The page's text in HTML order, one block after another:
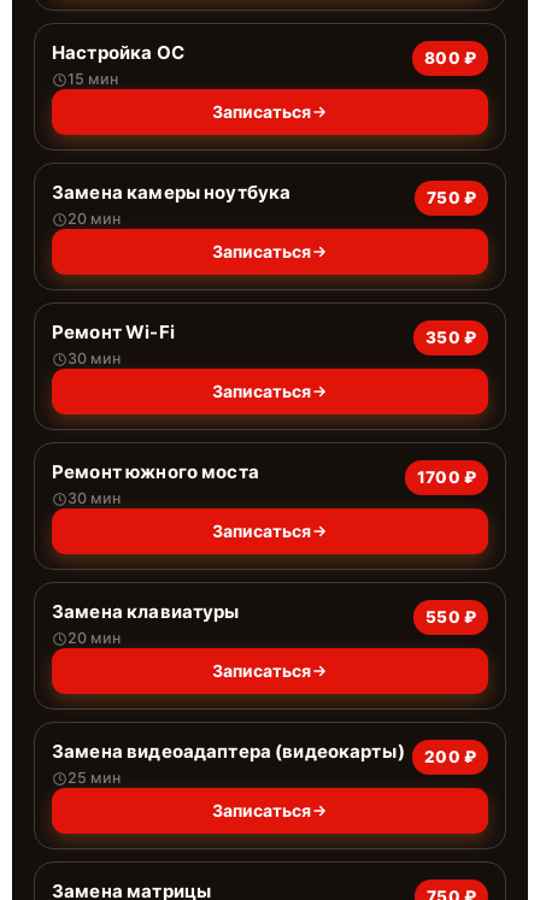
Настройка ОС
15 мин
800 ₽
Записаться
Замена камеры ноутбука
20 мин
750 ₽
Записаться
Ремонт Wi-Fi
30 мин
350 ₽
Записаться
Ремонт южного моста
30 мин
1700 ₽
Записаться
Замена клавиатуры
20 мин
550 ₽
Записаться
Замена видеоадаптера (видеокарты)
25 мин
200 ₽
Записаться
Замена матрицы